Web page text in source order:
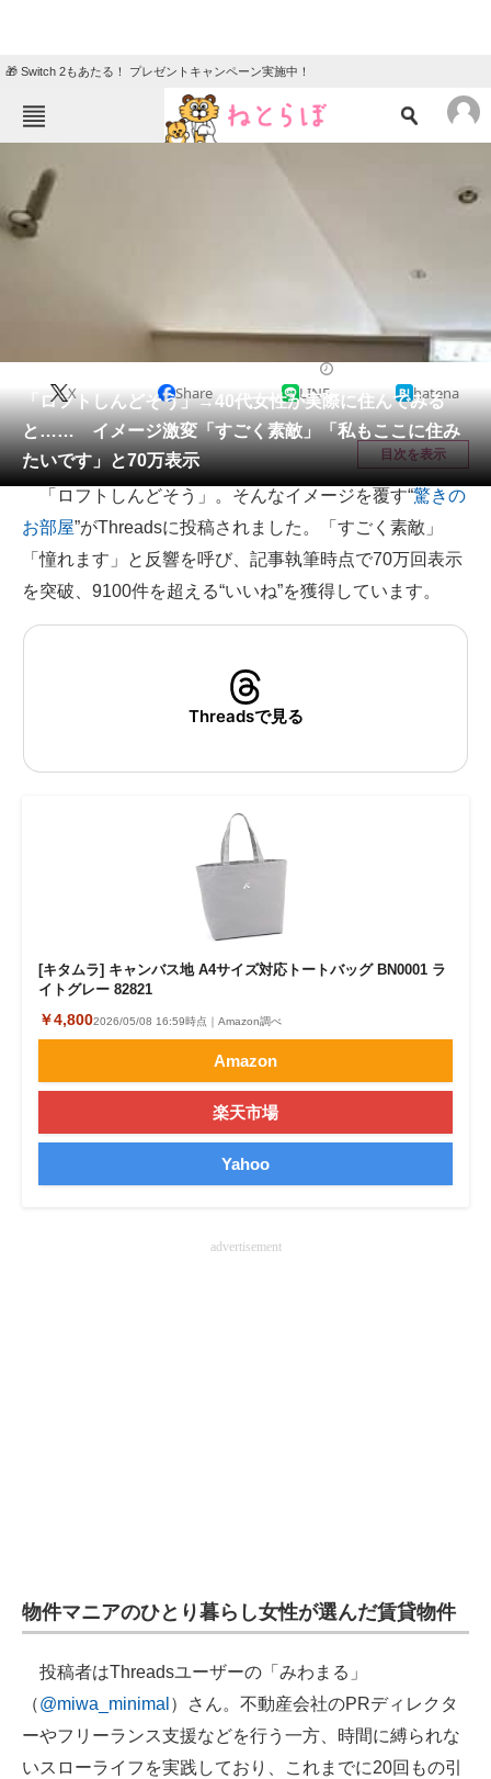
🎁 Switch 2もあたる！ プレゼントキャンペーン実施中！
TOP
エンタメ
会員記事
メディア
注目記事を集めた総合ページ
ITの今と未来を見通す
スマホと通信の最新トレンド
ビジネスと働き方のヒント
AI活用のいまが分かる
経営リーダーのコミュニティ
マーケ×ITの今がよく分かる
ITエンジニア向け専門サイト
製造業のIT導入・活用を支援
「ロフトしんどそう」→40代女性が実際に住んでみる
と…… イメージ激変「すごく素敵」「私もここに住み
たいです」と70万表示
X Share LINE hatena
目次を表示
「ロフトしんどそう」。そんなイメージを覆す“驚きの
お部屋”がThreadsに投稿されました。「すごく素敵」
「憧れます」と反響を呼び、記事執筆時点で70万回表示
を突破、9100件を超える“いいね”を獲得しています。
Threadsで見る
[キタムラ] キャンバス地 A4サイズ対応トートバッグ BN0001 ラ
イトグレー 82821
￥4,8002026/05/08 16:59時点｜Amazon調べ
Amazon
楽天市場
Yahoo
advertisement
物件マニアのひとり暮らし女性が選んだ賃貸物件
投稿者はThreadsユーザーの「みわまる」
（@miwa_minimal ）さん。不動産会社のPRディレクタ
ーやフリーランス支援などを行う一方、時間に縛られな
いスローライフを実践しており、これまでに20回もの引